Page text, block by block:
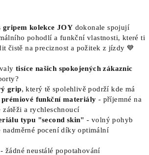
gripem kolekce JOY dokonale spojují
pohodlí a funkční vlastnosti, které ti
čistě na preciznost a požitek z jízdy 💙
tisíce našich spokojených zákaznic
grip, který tě spolehlivě podrží kde má
prémiové funkční materiály - příjemné na
a rychleschnoucí
typu "second skin" - volný pohyb
nadměrné pocení díky optimální
- žádné neustálé popotahování